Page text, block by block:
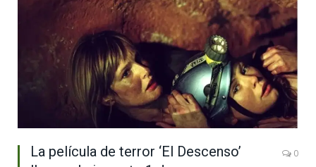
La película de terror ‘El Descenso’
0